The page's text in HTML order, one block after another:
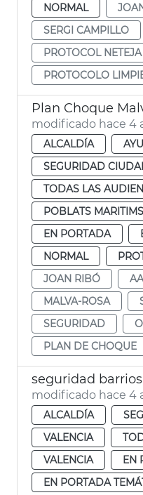
NORMAL
SERGI CAMPILLO
PROTOCOL NETEJA
PROTOCOLO
Plan Choque
modificado hace 4
ALCALDÍA
SEGURIDAD
TODAS LAS
POBLATS MARITIMS
EN PORTADA
NORMAL
JOAN RIBÓ
MALVA-ROSA
SEGURIDAD
PLAN DE CHOQUE
seguridad barrios
modificado hace 4
ALCALDÍA
VALENCIA
VALENCIA
EN
EN PORTADA